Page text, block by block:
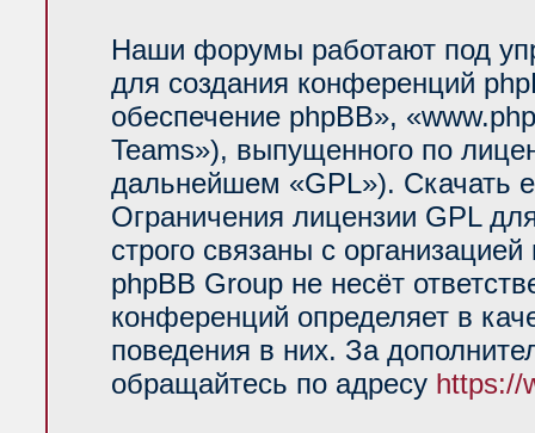
Наши форумы работают под
для создания конференций
обеспечение phpBB»,
Teams»), выпущенного по
дальнейшем «GPL»). Скачать
Ограничения лицензии GPL
строго связаны с
phpBB Group не несёт
конференций определяет в
поведения в них. За
обращайтесь по адресу https://